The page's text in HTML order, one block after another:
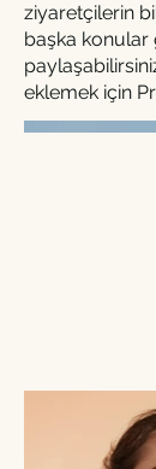
ziyaretçilerin
başka konular
eklemek için